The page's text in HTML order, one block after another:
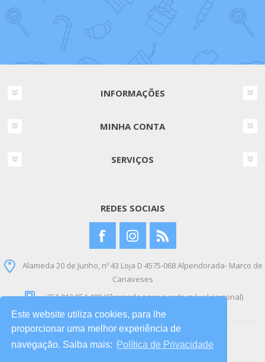
Este website utiliza cookies, para lhe
proporcionar uma melhor experiência de
navegação. Saiba mais:
Política de Privacidade
INFORMAÇÕES
MINHA CONTA
SERVIÇOS
REDES SOCIAIS
Alameda 20 de Junho, nº 43 Loja D 4575-068 Alpendorada- Marco de
Canaveses
+351 912 954 400 (Chamada para a rede móvel nacional)
Copyright © 2026 Bebe Brinquedo. Todos os direitos
reservados.